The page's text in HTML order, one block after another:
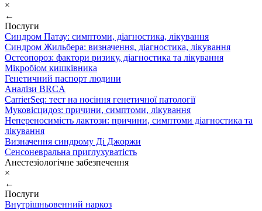
×
←
Послуги
Синдром Патау: симптоми, дiагностика, лiкування
Синдром Жильбера: визначення, діагностика, лікування
Остеопороз: фактори ризику, діагностика та лікування
Мікробіом кишківника
Генетичний паспорт людини
Аналізи BRCA
CarrierSeq: тест на носіння генетичної патології
Муковісцидоз: причини, симптоми, лікування
Непереносимість лактози: причини, симптоми діагностика та
лікування
Визначення синдрому Ді Джоржи
Сенсоневральна приглухуватість
Анестезіологічне забезпечення
×
←
Послуги
Внутрішньовенний наркоз